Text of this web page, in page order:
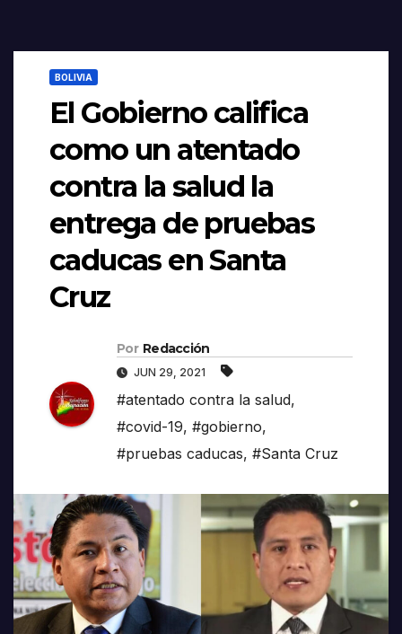
BOLIVIA
El Gobierno califica
como un atentado
contra la salud la
entrega de pruebas
caducas en Santa
Cruz
Por Redacción
JUN 29, 2021
#atentado contra la salud,
#covid-19, #gobierno,
#pruebas caducas, #Santa Cruz